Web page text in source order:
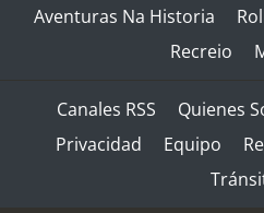
Aventuras Na Historia
Recreio
Canales RSS Quienes
Privacidad
Equipo